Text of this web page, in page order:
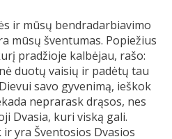
ir mūsų bendradarbiavimo
mūsų šventumas. Popiežius
pradžioje kalbėjau, rašo:
duotų vaisių ir padėtų tau
savo gyvenimą, ieškok
neprarask drąsos, nes
Dvasia, kuri viską gali.
yra Šventosios Dvasios